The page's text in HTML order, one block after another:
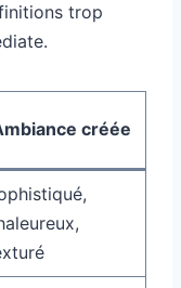
trop
créée